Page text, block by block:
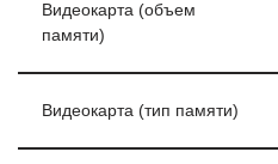
Видеокарта (объем
памяти)
Видеокарта (тип памяти)